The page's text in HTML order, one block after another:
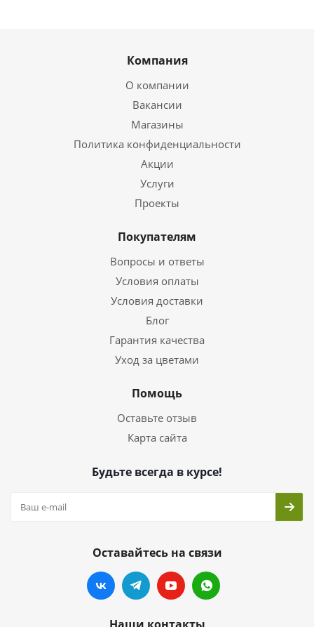
Компания
О компании
Вакансии
Магазины
Политика конфиденциальности
Акции
Услуги
Проекты
Покупателям
Вопросы и ответы
Условия оплаты
Условия доставки
Блог
Гарантия качества
Уход за цветами
Помощь
Оставьте отзыв
Карта сайта
Будьте всегда в курсе!
Оставайтесь на связи